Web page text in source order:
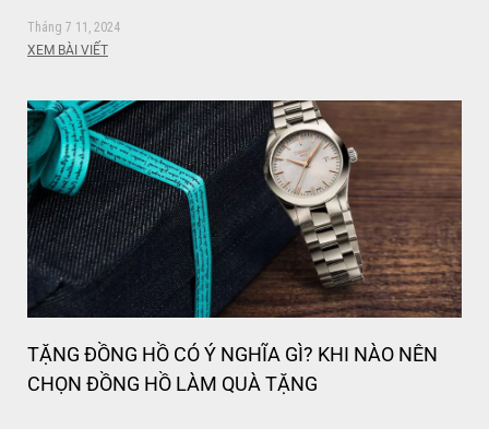
Tháng 7 11, 2024
XEM BÀI VIẾT
TẶNG ĐỒNG HỒ CÓ Ý NGHĨA GÌ? KHI NÀO NÊN
CHỌN ĐỒNG HỒ LÀM QUÀ TẶNG